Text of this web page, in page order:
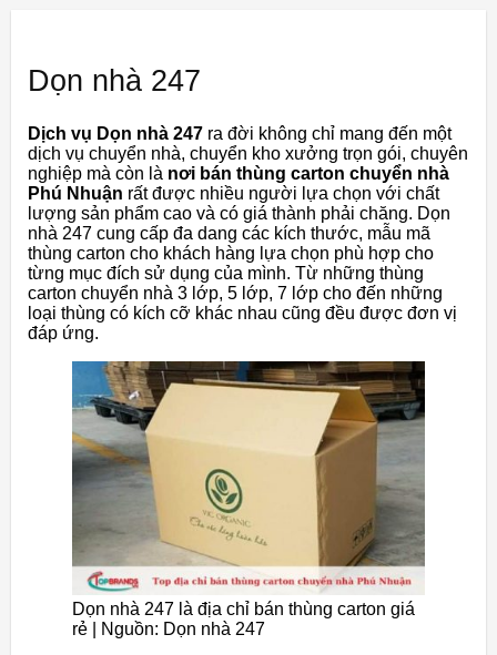
Dọn nhà 247
Dịch vụ Dọn nhà 247 ra đời không chỉ mang đến một
dịch vụ chuyển nhà, chuyển kho xưởng trọn gói, chuyên
nghiệp mà còn là nơi bán thùng carton chuyển nhà
Phú Nhuận rất được nhiều người lựa chọn với chất
lượng sản phẩm cao và có giá thành phải chăng. Dọn
nhà 247 cung cấp đa dang các kích thước, mẫu mã
thùng carton cho khách hàng lựa chọn phù hợp cho
từng mục đích sử dụng của mình. Từ những thùng
carton chuyển nhà 3 lớp, 5 lớp, 7 lớp cho đến những
loại thùng có kích cỡ khác nhau cũng đều được đơn vị
đáp ứng.
Dọn nhà 247 là địa chỉ bán thùng carton giá
rẻ | Nguồn: Dọn nhà 247